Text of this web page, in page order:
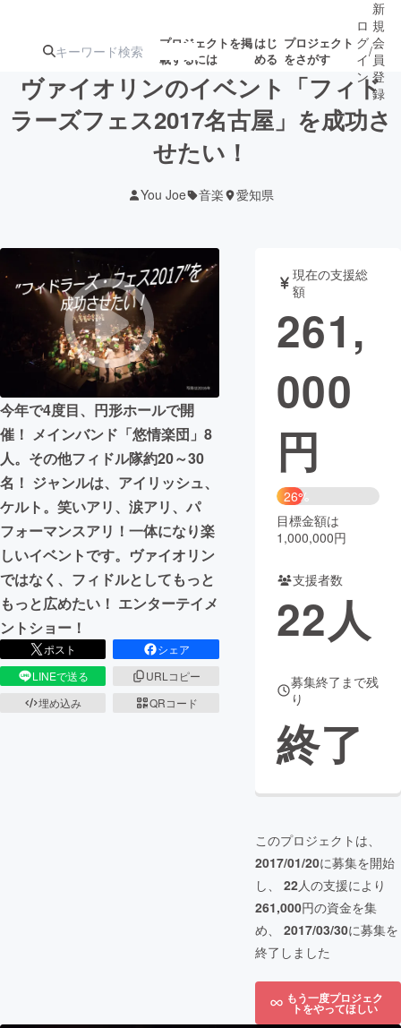
プロジェクトを掲
載するには
はじ
める
プロジェクト
をさがす
注目の新着プロ 募集終了が近いプ
テクノロジー・ガジェット
映像・映画 書籍・雑誌
ビジネス・起業 チャレンジ
まちづくり・地域活性化
CAMPFIRE for Social Good
CAMPFIRE Creation
CAMPFIREふるさと納税
コミュニティ
ロ
グ
イ
ン
/
新
規
会
員
登
録
ヴァイオリンのイベント「フィド
ラーズフェス2017名古屋」を成功さ
せたい！
You Joe 音楽 愛知県
今年で4度目、円形ホールで開
催！ メインバンド「悠情楽団」8
人。その他フィドル隊約20～30
名！ ジャンルは、アイリッシュ、
ケルト。笑いアリ、涙アリ、パ
フォーマンスアリ！一体になり楽
しいイベントです。ヴァイオリン
ではなく、フィドルとしてもっと
もっと広めたい！ エンターテイメ
ントショー！
ポスト
シェア
LINEで送る
URLコピー
埋め込み
QRコード
現在の支援総
額
261,
000
円
26%
目標金額は
1,000,000円
支援者数
22人
募集終了まで残
り
終了
このプロジェクトは、
2017/01/20に募集を開始
し、 22人の支援により
261,000円の資金を集
め、 2017/03/30に募集を
終了しました
もう一度プロジェク
トをやってほしい